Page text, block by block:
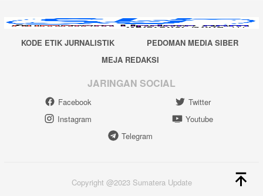
KODE ETIK JURNALISTIK
PEDOMAN MEDIA SIBER
MEJA REDAKSI
JARINGAN SOCIAL
Facebook
Twitter
Instagram
Youtube
Telegram
Copyright @2023 Sumatera Update